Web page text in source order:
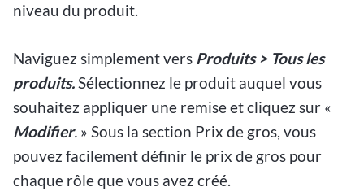
niveau du produit.
Naviguez simplement vers Produits > Tous les
produits.Sélectionnez le produit auquel vous
souhaitez appliquer une remise et cliquez sur «
Modifier. » Sous la section Prix de gros, vous
pouvez facilement définir le prix de gros pour
chaque rôle que vous avez créé.